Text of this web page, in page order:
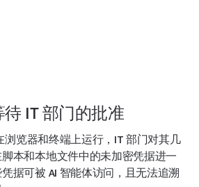
IT 部门的批准
浏览器和终端上运行，IT 部门对其几
本和本地文件中的未加密凭据进一
据可被 AI 智能体访问，且无法追溯